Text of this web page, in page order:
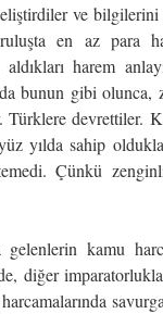
ve
en az para
aldıkları harem
bunun gibi olunca,
Türklere
yılda sahip
Çünkü
kamu
diğer